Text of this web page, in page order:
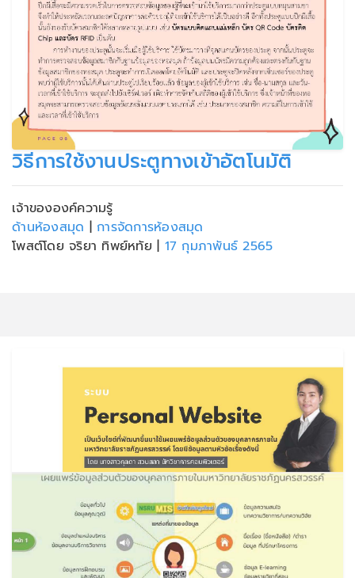
วิธีการใช้งานประตูทางเข้าอัตโนมัติ
เจ้าขององค์ความรู้
ด้านห้องสมุด | การจัดการห้องสมุด
โพสต์โดย จริยา ทิพย์หทัย | 17 กุมภาพันธ์ 2565